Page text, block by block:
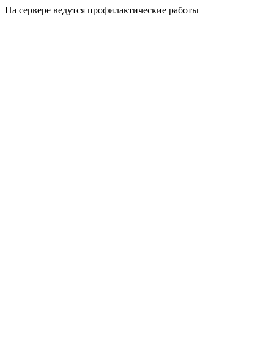
На сервере ведутся профилактические работы